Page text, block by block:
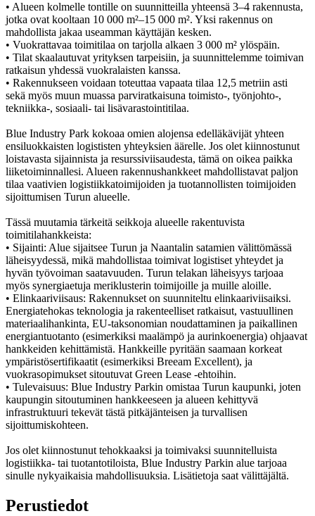
• Alueen kolmelle tontille on suunnitteilla yhteensä 3–4 rakennusta,
jotka ovat kooltaan 10 000 m²–15 000 m². Yksi rakennus on
mahdollista jakaa useamman käyttäjän kesken.
• Vuokrattavaa toimitilaa on tarjolla alkaen 3 000 m² ylöspäin.
• Tilat skaalautuvat yrityksen tarpeisiin, ja suunnittelemme toimivan
ratkaisun yhdessä vuokralaisten kanssa.
• Rakennukseen voidaan toteuttaa vapaata tilaa 12,5 metriin asti
sekä myös muun muassa parviratkaisuna toimisto-, työnjohto-,
tekniikka-, sosiaali- tai lisävarastointitilaa.
Blue Industry Park kokoaa omien alojensa edelläkävijät yhteen
ensiluokkaisten logististen yhteyksien äärelle. Jos olet kiinnostunut
loistavasta sijainnista ja resurssiviisaudesta, tämä on oikea paikka
liiketoiminnallesi. Alueen rakennushankkeet mahdollistavat paljon
tilaa vaativien logistiikkatoimijoiden ja tuotannollisten toimijoiden
sijoittumisen Turun alueelle.
Tässä muutamia tärkeitä seikkoja alueelle rakentuvista
toimitilahankkeista:
• Sijainti: Alue sijaitsee Turun ja Naantalin satamien välittömässä
läheisyydessä, mikä mahdollistaa toimivat logistiset yhteydet ja
hyvän työvoiman saatavuuden. Turun telakan läheisyys tarjoaa
myös synergiaetuja meriklusterin toimijoille ja muille aloille.
• Elinkaariviisaus: Rakennukset on suunniteltu elinkaariviisaiksi.
Energiatehokas teknologia ja rakenteelliset ratkaisut, vastuullinen
materiaalihankinta, EU‐taksonomian noudattaminen ja paikallinen
energiantuotanto (esimerkiksi maalämpö ja aurinkoenergia) ohjaavat
hankkeiden kehittämistä. Hankkeille pyritään saamaan korkeat
ympäristösertifikaatit (esimerkiksi Breeam Excellent), ja
vuokrasopimukset sitoutuvat Green Lease ‐ehtoihin.
• Tulevaisuus: Blue Industry Parkin omistaa Turun kaupunki, joten
kaupungin sitoutuminen hankkeeseen ja alueen kehittyvä
infrastruktuuri tekevät tästä pitkäjänteisen ja turvallisen
sijoittumiskohteen.
Jos olet kiinnostunut tehokkaaksi ja toimivaksi suunnitelluista
logistiikka- tai tuotantotiloista, Blue Industry Parkin alue tarjoaa
sinulle nykyaikaisia mahdollisuuksia. Lisätietoja saat välittäjältä.
Perustiedot